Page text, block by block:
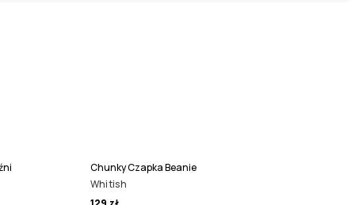
Chunky Czapka Beanie
Whitish